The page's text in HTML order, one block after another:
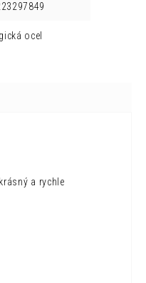
ocel
a rychle